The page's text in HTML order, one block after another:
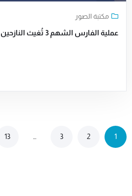
مكتبة الصور
عملية الفارس الشهم 3 تُغيث النازحين في “مخيم أبو لولي”
1
2
3
13